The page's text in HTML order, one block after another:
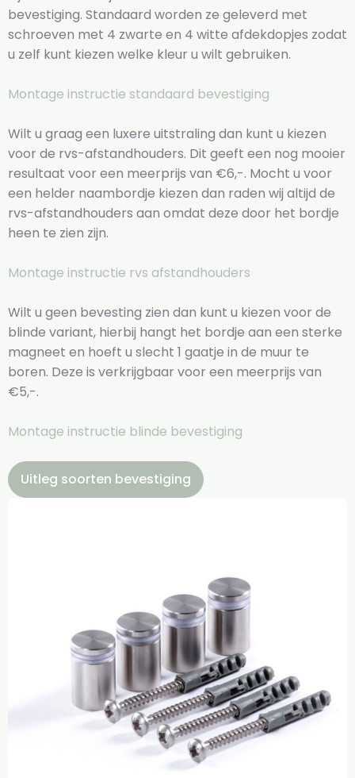
bevestiging. Standaard worden ze geleverd met
schroeven met 4 zwarte en 4 witte afdekdopjes zodat
u zelf kunt kiezen welke kleur u wilt gebruiken.
Montage instructie standaard bevestiging
Wilt u graag een luxere uitstraling dan kunt u kiezen
voor de rvs-afstandhouders. Dit geeft een nog mooier
resultaat voor een meerprijs van €6,-. Mocht u voor
een helder naambordje kiezen dan raden wij altijd de
rvs-afstandhouders aan omdat deze door het bordje
heen te zien zijn.
Montage instructie rvs afstandhouders
Wilt u geen bevesting zien dan kunt u kiezen voor de
blinde variant, hierbij hangt het bordje aan een sterke
magneet en hoeft u slecht 1 gaatje in de muur te
boren. Deze is verkrijgbaar voor een meerprijs van
€5,-.
Montage instructie blinde bevestiging
Uitleg soorten bevestiging